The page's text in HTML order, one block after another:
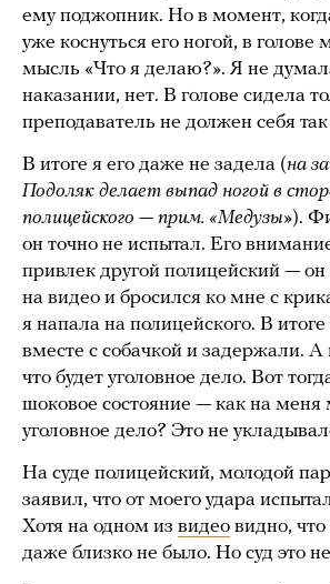
ему поджопник. Но в момент,
уже коснуться его ногой, в голове
мысль «Что я делаю?». Я не
наказании, нет. В голове сидела
преподаватель не должен себя так
В итоге я его даже не задела (на
Подоляк делает выпад ногой в
полицейского — прим. «Медузы»).
он точно не испытал. Его
привлек другой полицейский —
на видео и бросился ко мне с
я напала на полицейского. В
вместе с собачкой и задержали. А
что будет уголовное дело. Вот
шоковое состояние — как на меня
уголовное дело? Это не
На суде полицейский, молодой
заявил, что от моего удара
Хотя на одном из видео видно,
даже близко не было. Но суд это